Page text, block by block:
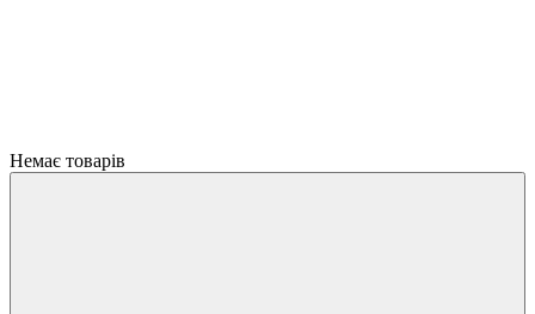
Немає товарів